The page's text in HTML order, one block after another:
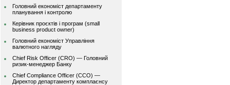
Головний економіст департаменту
планування і контролю
Керівник проєктів і програм (small
business product owner)
Головний економіст Управління
валютного нагляду
Chief Risk Officer (CRO) — Головний
ризик-менеджер Банку
Chief Compliance Officer (CCO) —
Директор департаменту комплаєнсу